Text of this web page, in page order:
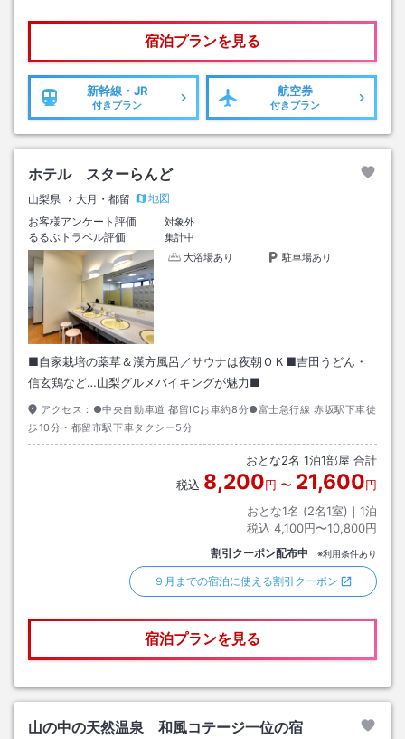
宿泊プランを見る
新幹線・JR
付きプラン
航空券
付きプラン
ホテル スターらんど
山梨県 大月・都留
地図
お客様アンケート評価
対象外
るるぶトラベル評価
集計中
大浴場あり
駐車場あり
■自家栽培の薬草＆漢方風呂／サウナは夜朝ＯＫ■吉田うどん・
信玄鶏など…山梨グルメバイキングが魅力■
アクセス： ●中央自動車道 都留ICお車約8分●富士急行線 赤坂駅下車徒
歩10分・都留市駅下車タクシー5分
おとな2名 1泊1部屋 合計
税込 8,200円 〜 21,600円
おとな1名 (2名1室)｜ 1泊
税込 4,100円〜10,800円
割引クーポン配布中 ※利用条件あり
９月までの宿泊に使える割引クーポン
宿泊プランを見る
山の中の天然温泉 和風コテージ一位の宿